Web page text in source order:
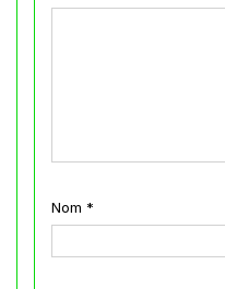
Nom *